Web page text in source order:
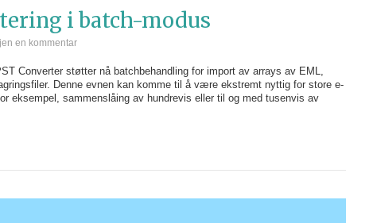
i batch-modus
en kommentar
Converter støtter nå batchbehandling for import av arrays av EML,
Denne evnen kan komme til å være ekstremt nyttig for store e-
eksempel, sammenslåing av hundrevis eller til og med tusenvis av